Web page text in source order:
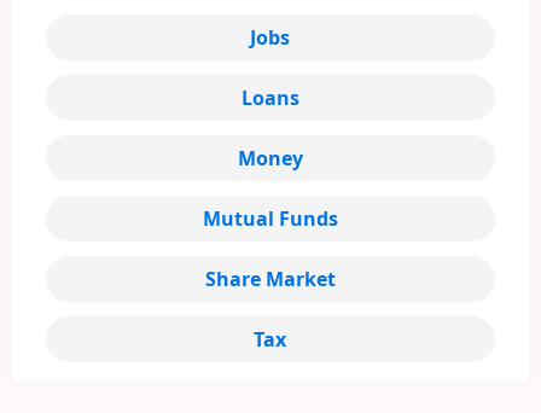
Jobs
Loans
Money
Mutual Funds
Share Market
Tax